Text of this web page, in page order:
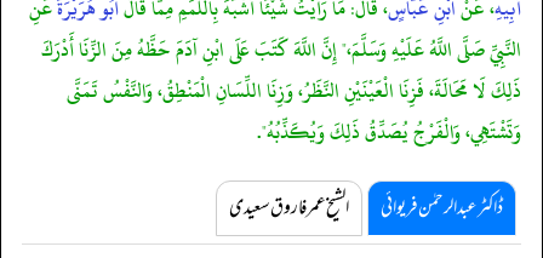
أَبِيهِ، عَنْابْنِ عَبَّاسٍ، قَالَ: مَا رَأَيْتُ شَيْئًا أَشْبَهَ بِاللَّمَمِ مِمَّا قَالَأَبُو هُرَيْرَةَعَنِ
النَّبِيِّ صَلَّى اللَّهُ عَلَيْهِ وَسَلَّمَ،" إِنَّ اللَّهَ كَتَبَ عَلَى ابْنِ آدَمَ حَظَّهُ مِنَ الزِّنَا أَدْرَكَ
ذَلِكَ لَا مَحَالَةَ، فَزِنَا الْعَيْنَيْنِ النَّظَرُ، وَزِنَا اللِّسَانِ الْمَنْطِقُ، وَالنَّفْسُ تَمَنَّى
وَتَشْتَهِي، وَالْفَرْجُ يُصَدِّقُ ذَلِكَ وَيُكَذِّبُهُ".
ڈاکٹر عبدالرحمٰن فریوائی الشیخ عمر فاروق سعیدی